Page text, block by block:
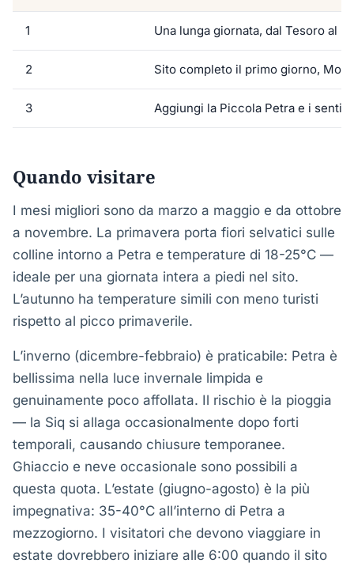
1 Una lunga giornata, dal Tesoro al
2 Sito completo il primo giorno,
3 Aggiungi la Piccola Petra e i
Quando visitare
I mesi migliori sono da marzo a maggio e da ottobre
a novembre. La primavera porta fiori selvatici sulle
colline intorno a Petra e temperature di 18-25°C —
ideale per una giornata intera a piedi nel sito.
L’autunno ha temperature simili con meno turisti
rispetto al picco primaverile.
L’inverno (dicembre-febbraio) è praticabile: Petra è
bellissima nella luce invernale limpida e
genuinamente poco affollata. Il rischio è la pioggia
— la Siq si allaga occasionalmente dopo forti
temporali, causando chiusure temporanee.
Ghiaccio e neve occasionale sono possibili a
questa quota. L’estate (giugno-agosto) è la più
impegnativa: 35-40°C all’interno di Petra a
mezzogiorno. I visitatori che devono viaggiare in
estate dovrebbero iniziare alle 6:00 quando il sito